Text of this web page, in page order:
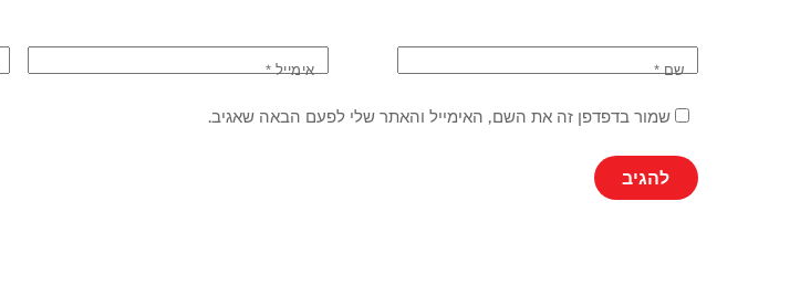
שם* אימייל*
שמור בדפדפן זה את השם, האימייל והאתר שלי לפעם הבאה שאגיב.